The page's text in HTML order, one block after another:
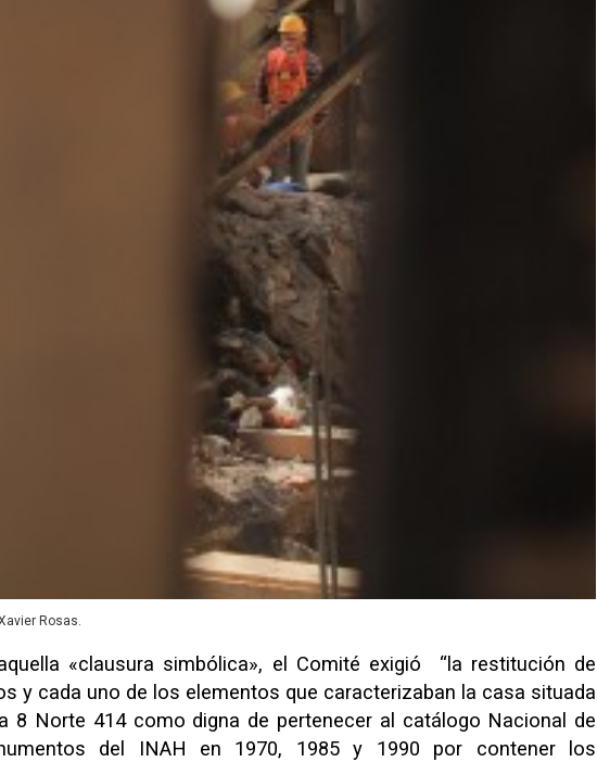
Rosas.
«clausura simbólica», el Comité exigió “la restitución de
y cada uno de los elementos que caracterizaban la casa situada
8 Norte 414 como digna de pertenecer al catálogo Nacional de
del INAH en 1970, 1985 y 1990 por contener los